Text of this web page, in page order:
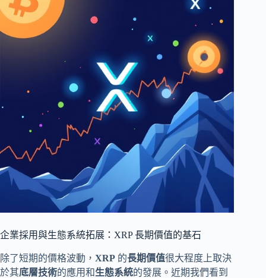
企業採用與生態系統拓展：XRP 長期價值的基石
除了短期的價格波動， XRP 的長期價值很大程度上取決
於其底層技術的應用和生態系統的發展。近期我們看到